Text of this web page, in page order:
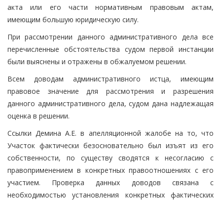
акта или его части нормативным правовым актам,
имеющим большую юридическую силу.
При рассмотрении данного административного дела все
перечисленные обстоятельства судом первой инстанции
были выяснены и отражены в обжалуемом решении.
Всем доводам административного истца, имеющим
правовое значение для рассмотрения и разрешения
данного административного дела, судом дана надлежащая
оценка в решении.
Ссылки Демина А.Е. в апелляционной жалобе на то, что
Участок фактически безосновательно был изъят из его
собственности, по существу сводятся к несогласию с
правоприменением в конкретных правоотношениях с его
участием. Проверка данных доводов связана с
необходимостью установления конкретных фактических